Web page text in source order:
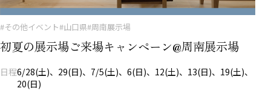
#その他イベント#山口県#周南展示場
初夏の展示場ご来場キャンペーン@周南展示場
日程6/28(土)、29(日)、7/5(土)、6(日)、12(土)、13(日)、19(土)、
20(日)